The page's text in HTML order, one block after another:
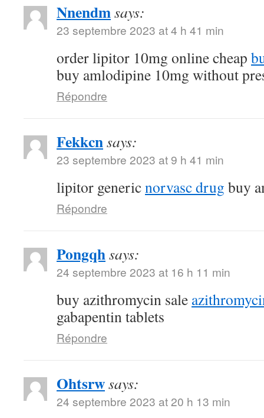
Nnendmsays:
23 septembre 2023 at 4 h 41 min
order lipitor 10mg online cheap
buy amlodipine 10mg without
Répondre
Fekkcnsays:
23 septembre 2023 at 9 h 41 min
lipitor genericnorvasc drug buy
Répondre
Pongqhsays:
24 septembre 2023 at 16 h 11 min
buy azithromycin sale
gabapentin tablets
Répondre
Ohtsrwsays:
24 septembre 2023 at 20 h 13 min